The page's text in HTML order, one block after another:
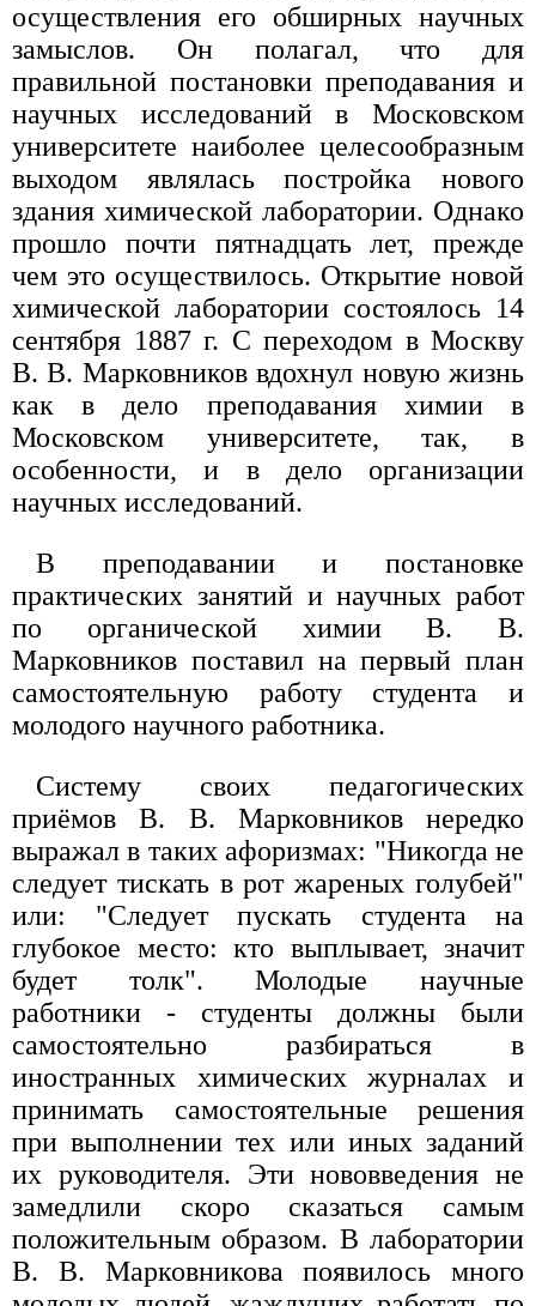
осуществления его обширных научных
замыслов. Он полагал, что для
правильной постановки преподавания и
научных исследований в Московском
университете наиболее целесообразным
выходом являлась постройка нового
здания химической лаборатории. Однако
прошло почти пятнадцать лет, прежде
чем это осуществилось. Открытие новой
химической лаборатории состоялось 14
сентября 1887 г. С переходом в Москву
В. В. Марковников вдохнул новую жизнь
как в дело преподавания химии в
Московском университете, так, в
особенности, и в дело организации
научных исследований.
В преподавании и постановке
практических занятий и научных работ
по органической химии В. В.
Марковников поставил на первый план
самостоятельную работу студента и
молодого научного работника.
Систему своих педагогических
приёмов В. В. Марковников нередко
выражал в таких афоризмах: "Никогда не
следует тискать в рот жареных голубей"
или: "Следует пускать студента на
глубокое место: кто выплывает, значит
будет толк". Молодые научные
работники - студенты должны были
самостоятельно разбираться в
иностранных химических журналах и
принимать самостоятельные решения
при выполнении тех или иных заданий
их руководителя. Эти нововведения не
замедлили скоро сказаться самым
положительным образом. В лаборатории
В. В. Марковникова появилось много